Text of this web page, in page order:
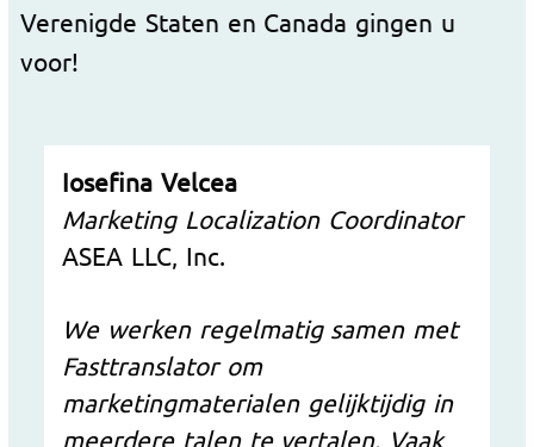
Verenigde Staten en Canada gingen u
voor!
Iosefina Velcea
Marketing Localization Coordinator
ASEA LLC, Inc.
We werken regelmatig samen met
Fasttranslator om
marketingmaterialen gelijktijdig in
meerdere talen te vertalen. Vaak